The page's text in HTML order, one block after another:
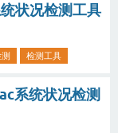
状况检测工具
检测工具
系统状况检测